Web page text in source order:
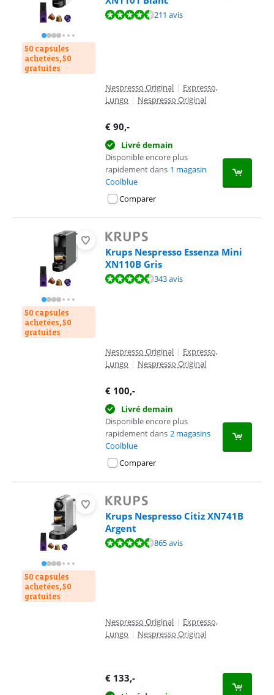
50 capsules
achetées, 50
gratuites
La note est de 9,1 sur 10, basée sur 211 avis.
211 avis
Nespresso Original | Expresso,
Lungo | Nespresso Original
€ 90,-
Livré demain
Disponible encore plus
rapidement dans 1 magasin
Coolblue
Comparer
50 capsules
achetées, 50
gratuites
Krups Nespresso Essenza Mini
XN110B Gris
La note est de 9,0 sur 10, basée sur 343 avis.
343 avis
Nespresso Original | Expresso,
Lungo | Nespresso Original
€ 100,-
Livré demain
Disponible encore plus
rapidement dans 2 magasins
Coolblue
Comparer
50 capsules
achetées, 50
gratuites
Krups Nespresso Citiz XN741B
Argent
La note est de 8,8 sur 10, basée sur 865 avis.
865 avis
Nespresso Original | Expresso,
Lungo | Nespresso Original
€ 133,-